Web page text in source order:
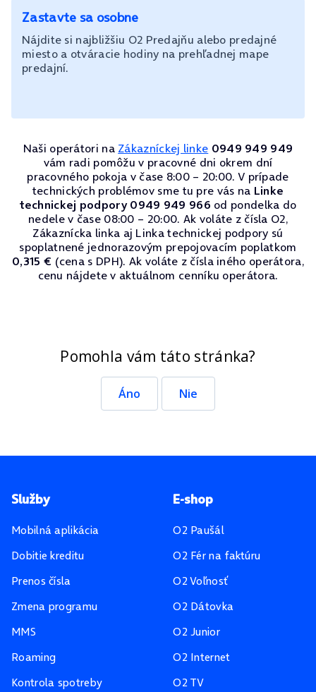
Zastavte sa osobne
Nájdite si najbližšiu O2 Predajňu alebo predajné
miesto a otváracie hodiny na prehľadnej mape
predajní.
Naši operátori na Zákazníckej linke 0949 949 949
vám radi pomôžu v pracovné dni okrem dní
pracovného pokoja v čase 8:00 – 20:00. V prípade
technických problémov sme tu pre vás na Linke
technickej podpory 0949 949 966 od pondelka do
nedele v čase 08:00 – 20:00. Ak voláte z čísla O2,
Zákaznícka linka aj Linka technickej podpory sú
spoplatnené jednorazovým prepojovacím poplatkom
0,315 € (cena s DPH). Ak voláte z čísla iného operátora,
cenu nájdete v aktuálnom cenníku operátora.
Pomohla vám táto stránka?
Áno Nie
Pätička stránky
Služby
Mobilná aplikácia
Dobitie kreditu
Prenos čísla
Zmena programu
MMS
Roaming
Kontrola spotreby
E-shop
O2 Paušál
O2 Fér na faktúru
O2 Voľnosť
O2 Dátovka
O2 Junior
O2 Internet
O2 TV